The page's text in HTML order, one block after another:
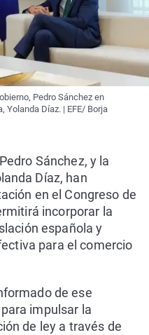
Pedro Sánchez en
Yolanda Díaz. | EFE/ Borja
Sánchez, y la
Díaz, han
en el Congreso de
incorporar la
española y
para el comercio
de ese
impulsar la
de ley a través de